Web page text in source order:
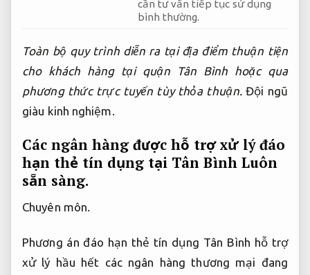
cần tư vấn tiếp tục sử dụng
bình thường.
Toàn bộ quy trình diễn ra tại địa điểm thuận tiện
cho khách hàng tại quận Tân Bình hoặc qua
phương thức trực tuyến tùy thỏa thuận. Đội ngũ
giàu kinh nghiệm.
Các ngân hàng được hỗ trợ xử lý đáo
hạn thẻ tín dụng tại Tân Bình Luôn
sẵn sàng.
Chuyên môn.
Phương án đáo hạn thẻ tín dụng Tân Bình hỗ trợ
xử lý hầu hết các ngân hàng thương mại đang